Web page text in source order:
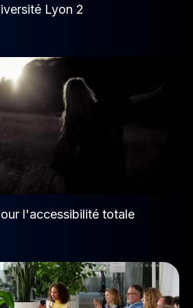
Lyon 2
l'accessibilité totale